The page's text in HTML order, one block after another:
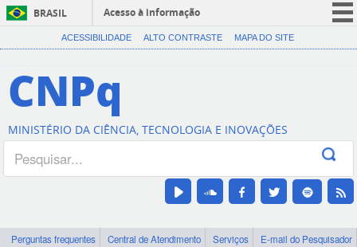
BRASIL
Acesso à informação
CORONAVÍRUS (COVID-19)
Canais
ACESSIBILIDADE ALTO CONTRASTE MAPA DO SITE
CNPq
MINISTÉRIO DA CIÊNCIA, TECNOLOGIA E INOVAÇÕES
Perguntas frequentes Central de Atendimento Serviços
E-mail do Pesquisador